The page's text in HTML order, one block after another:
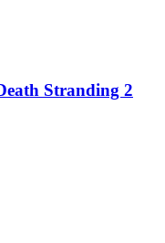
Stranding 2